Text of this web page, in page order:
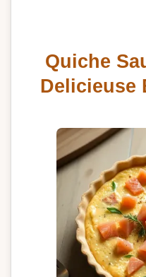
Quiche
Delicieuse